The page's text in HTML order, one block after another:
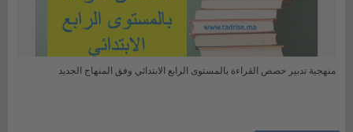
منهجية تدبير حصص القراءة بالمستوى الرابع الابتدائي وفق المنهاج الجديد